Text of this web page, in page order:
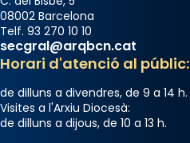
08002 Barcelona
Telf. 93 270 10 10
secgral@arqbcn.cat
Horari d'atenció al públic:
de dilluns a divendres, de 9 a 14 h.
Visites a l'Arxiu Diocesà:
de dilluns a dijous, de 10 a 13 h.